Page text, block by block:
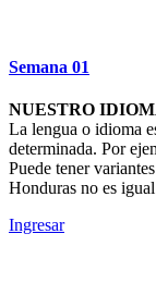
Semana 01
NUESTRO
La lengua o idioma
determinada. Por
Puede tener
Honduras no es
Ingresar